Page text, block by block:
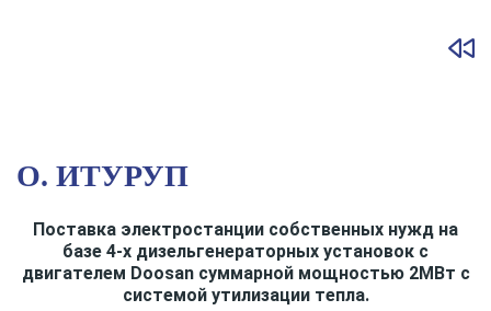
О. ИТУРУП
Поставка электростанции собственных нужд на
базе 4-х дизельгенераторных установок с
двигателем Doosan суммарной мощностью 2MВт с
системой утилизации тепла.